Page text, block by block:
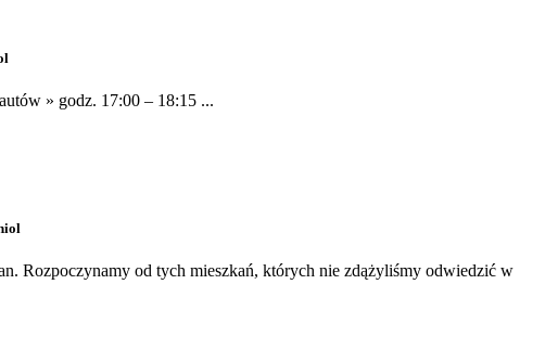
» godz. 17:00 – 18:15 ...
Rozpoczynamy od tych mieszkań, których nie zdążyliśmy odwiedzić w